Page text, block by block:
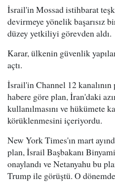
İsrail'in Mossad istihbarat
devirmeye yönelik başarısız
düzey yetkiliyi görevden aldı.
Karar, ülkenin güvenlik
açtı.
İsrail'in Channel 12 kanalının
habere göre plan, İran'daki
kullanılmasını ve hükümete
körüklenmesini içeriyordu.
New York Times'ın mart
plan, İsrail Başbakanı
onaylandı ve Netanyahu bu
Trump ile görüştü. O